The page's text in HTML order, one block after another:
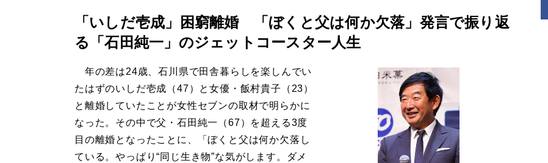
「いしだ壱成」困窮離婚 「ぼくと父は何か欠落」発言で振り返
る「石田純一」のジェットコースター人生
年の差は24歳、石川県で田舎暮らしを楽しんでい
たはずのいしだ壱成（47）と女優・飯村貴子（23）
と離婚していたことが女性セブンの取材で明らかに
なった。その中で父・石田純一（67）を超える3度
目の離婚となったことに、「ぼくと父は何か欠落し
ている。やっぱり“同じ生き物”な気がします。ダメ